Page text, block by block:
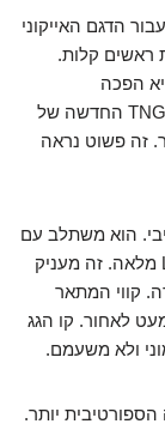
דרמטי עבור הדגם האייקוני
ראשים קלות.
הפכה
לספורטיבית ודינמית יותר, הודות לפלטפורמת TNGA החדשה של
זה פשוט נראה
הוא משתלב עם
פנסים קדמיים צרים וחדים, שלרובם תאורת LED מלאה. זה מעניק
קווי המתאר
לאחור. קו הגג
ולא משעמם.
יותר.